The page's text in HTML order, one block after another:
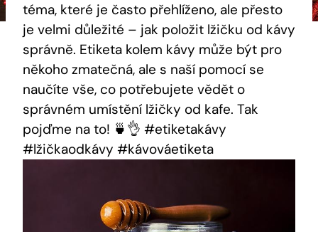
téma, které je často přehlíženo, ale přesto
je velmi důležité – ​jak položit lžičku ‍od kávy
správně. ⁢Etiketa kolem ⁤kávy⁢ může být‍ pro
⁣někoho zmatečná, ale s naší pomocí se
naučíte vše, co potřebujete vědět o⁤
správném umístění lžičky od kafe. ​Tak
pojďme na to! 🍵👌 #etiketakávy
⁤#lžičkaodkávy #kávováetiketa